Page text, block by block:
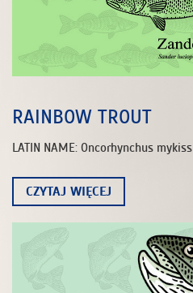
RAINBOW TROUT
LATIN NAME: Oncorhynchus mykiss
CZYTAJ WIĘCEJ